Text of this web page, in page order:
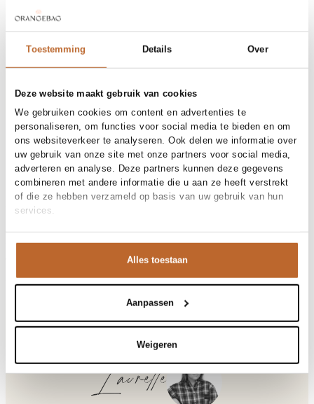
Toestemming Details Over
Deze website maakt gebruik van cookies
We gebruiken cookies om content en advertenties te
personaliseren, om functies voor social media te bieden en om
ons websiteverkeer te analyseren. Ook delen we informatie over
uw gebruik van onze site met onze partners voor social media,
adverteren en analyse. Deze partners kunnen deze gegevens
combineren met andere informatie die u aan ze heeft verstrekt
of die ze hebben verzameld op basis van uw gebruik van hun
services.
Alles toestaan
Aanpassen
Weigeren
Bekijk meer outfits van Dané
Vandaag besteld, morgen in huis
30 dagen bedenktijd
Materiaal en verzorging
Fabric
Fabric:
Reiniging
30°C machine wash
Maat en pasvorm
Maatadvies
4s2997-11817
Variantnummer
334
Deepfig
Strikceintuur
Zakken
Paspelzakken, Steekzakken
Gelegenheid
Bruiloft, Festival, Vakantie
Bij Orangebag ontvang je gratis verzending vanaf €99. Alle
bestellingen worden verzonden met een track & trace-code,
uur op werkdagen? Dan wordt je pakket vandaag nog
Vragen of hulp nodig?
Heb je vragen over onze producten of heb je hulp nodig bij
het plaatsen van een bestelling? Onze klantenservice staat
Shop the look
Laurette